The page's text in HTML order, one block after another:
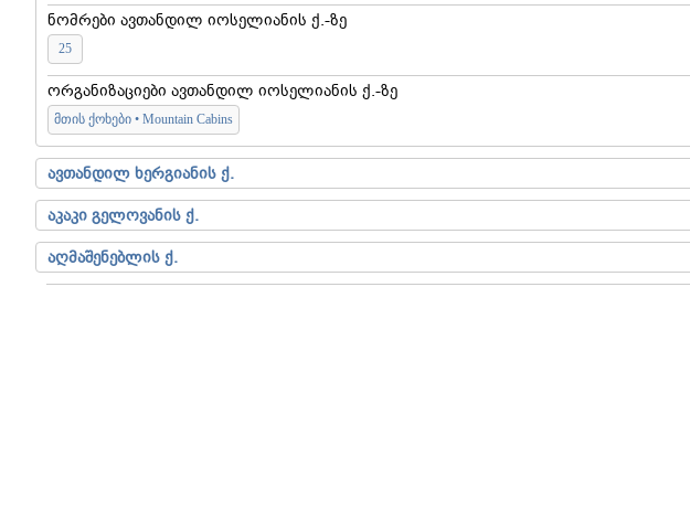
ნომრები ავთანდილ იოსელიანის ქ.-ზე
25
ორგანიზაციები ავთანდილ იოსელიანის ქ.-ზე
მთის ქოხები • Mountain Cabins
ავთანდილ ხერგიანის ქ.
აკაკი გელოვანის ქ.
აღმაშენებლის ქ.